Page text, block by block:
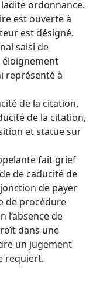
ordonnance.
est ouverte à
est désigné.
saisi de
éloignement
représenté à
de la citation.
de la citation,
et statue sur
fait grief
de caducité de
de payer
de procédure
l’absence de
dans une
un jugement
requiert.